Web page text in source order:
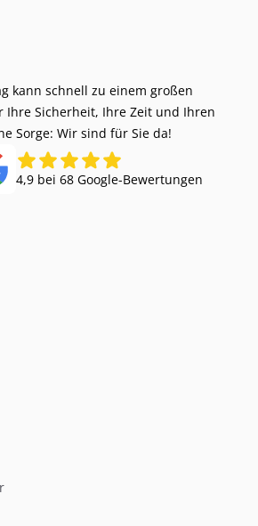
kann schnell zu einem großen
Ihre Sicherheit, Ihre Zeit und Ihren
Sorge: Wir sind für Sie da!
4,9 bei 68 Google-Bewertungen